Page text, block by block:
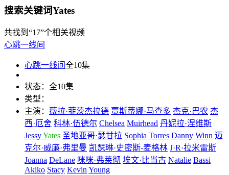
搜索关键词Yates
共找到 “17”个相关视频
心跳一线间
心跳一线间全10集
状态： 全10集
类型：
主演： 薇拉·菲茨杰拉德 贾斯蒂娜·马查多 杰克·巴农 杰
西·厄舍 科林·伍德尔 Chelsea Muirhead 丹妮拉·涅维斯
JessyYates 圣地亚哥·瑟甘拉 Sophia Torres Danny Winn 迈
克尔·威廉·弗里曼 凯瑟琳·史密斯-麦格林 J·R·拉米雷斯
Joanna DeLane 咪咪·弗莱彻 埃文·比当古 Natalie Bassi
Akiko Stacy KevinYoung